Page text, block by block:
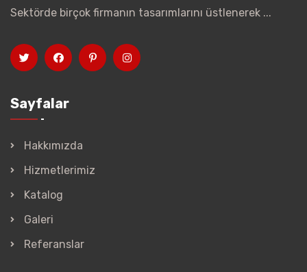
Sektörde birçok firmanın tasarımlarını üstlenerek ...
Sayfalar
Hakkımızda
Hizmetlerimiz
Katalog
Galeri
Referanslar